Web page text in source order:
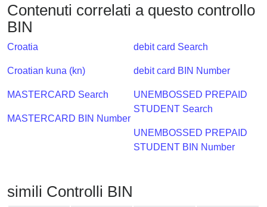
Lookup
IP
BIN
/
Contenuti correlati a questo controllo
BIN
Croatia
Croatian kuna (kn)
MASTERCARD Search
MASTERCARD BIN Number
debit card Search
debit card BIN Number
UNEMBOSSED PREPAID
STUDENT Search
UNEMBOSSED PREPAID
STUDENT BIN Number
simili Controlli BIN